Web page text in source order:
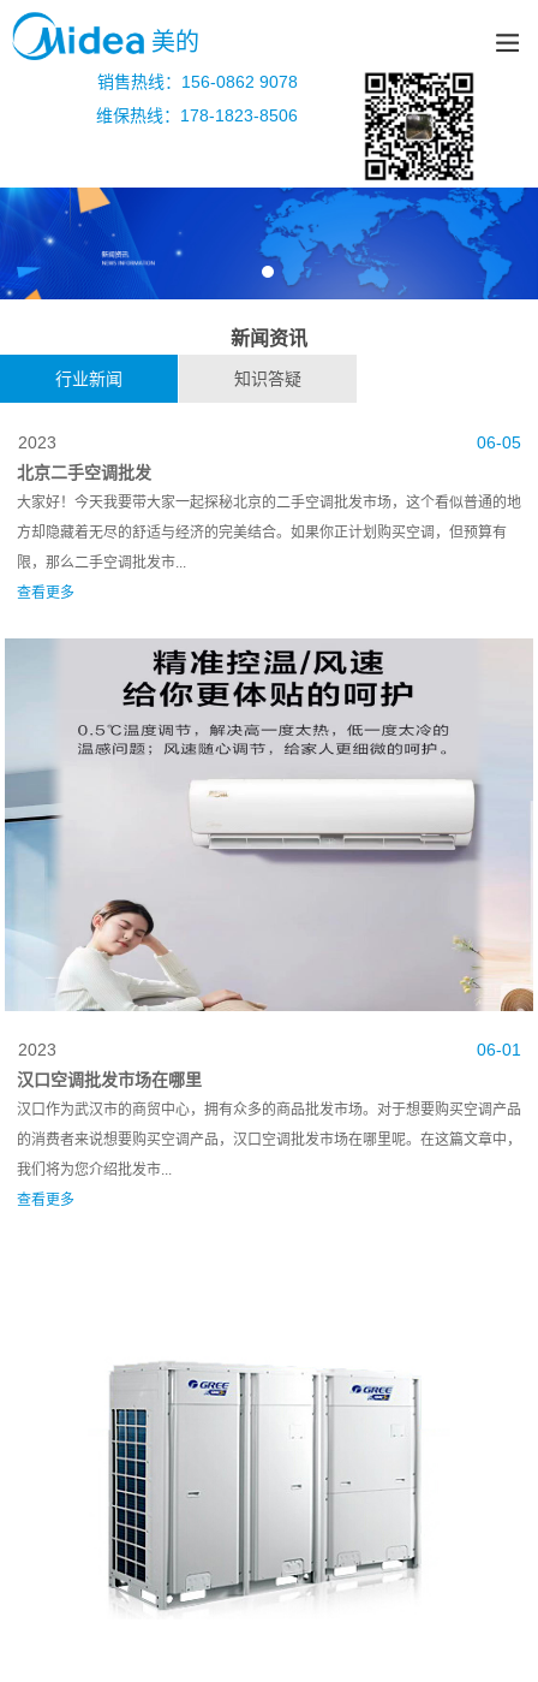
美的
销售热线：156-0862 9078
维保热线：178-1823-8506
新闻资讯
行业新闻 知识答疑
06-05
2023
北京二手空调批发
大家好！今天我要带大家一起探秘北京的二手空调批发市场，这个看似普通的地
方却隐藏着无尽的舒适与经济的完美结合。如果你正计划购买空调，但预算有
限，那么二手空调批发市...
查看更多
06-01
2023
汉口空调批发市场在哪里
汉口作为武汉市的商贸中心，拥有众多的商品批发市场。对于想要购买空调产品
的消费者来说想要购买空调产品，汉口空调批发市场在哪里呢。在这篇文章中，
我们将为您介绍批发市...
查看更多